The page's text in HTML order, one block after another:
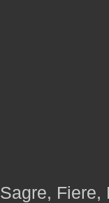
Sagre, Fiere,